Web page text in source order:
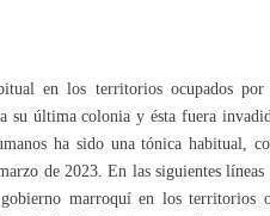
en los territorios ocupados por
su última colonia y ésta fuera
ha sido una tónica habitual,
de 2023. En las siguientes líneas
marroquí en los territorios